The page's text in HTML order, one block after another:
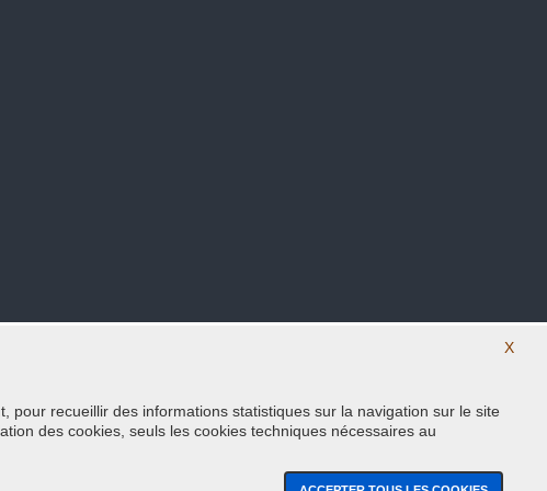
Suivez nous sur nos réseaux sociaux
X
recueillir des informations statistiques sur la navigation sur le site
des cookies, seuls les cookies techniques nécessaires au